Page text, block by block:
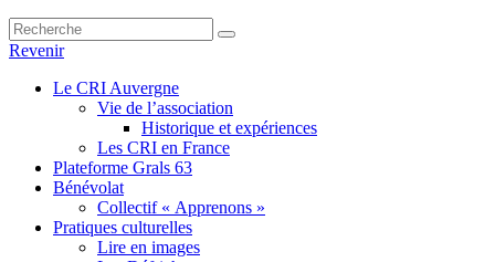
Revenir
Le CRI Auvergne
Vie de l’association
Historique et expériences
Les CRI en France
Plateforme Grals 63
Bénévolat
Collectif « Apprenons »
Pratiques culturelles
Lire en images